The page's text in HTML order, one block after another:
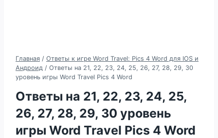
Главная / Ответы к игре Word Travel: Pics 4 Word для IOS и
Андроид / Ответы на 21, 22, 23, 24, 25, 26, 27, 28, 29, 30
уровень игры Word Travel Pics 4 Word
Ответы на 21, 22, 23, 24, 25,
26, 27, 28, 29, 30 уровень
игры Word Travel Pics 4 Word